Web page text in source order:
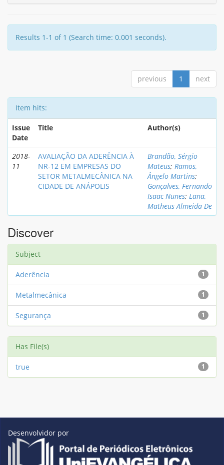
Results 1-1 of 1 (Search time: 0.001 seconds).
previous 1 next
Item hits:
Issue
Date
Title Author(s)
2018-
11
AVALIAÇÃO DA ADERÊNCIA À
NR-12 EM EMPRESAS DO
SETOR METALMECÂNICA NA
CIDADE DE ANÁPOLIS
Brandão, Sérgio
Mateus; Ramos,
Ângelo Martins;
Gonçalves, Fernando
Isaac Nunes; Lana,
Matheus Almeida De
Discover
Subject
1
Aderência
1
Metalmecânica
1
Segurança
Has File(s)
1
true
Desenvolvidor por